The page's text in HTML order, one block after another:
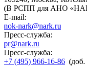
(В РСПП для АНО
E-mail:
nok-nark@nark.ru
Пресс-служба:
pr@nark.ru
Пресс-служба:
+7 (495) 966-16-86 (доб.